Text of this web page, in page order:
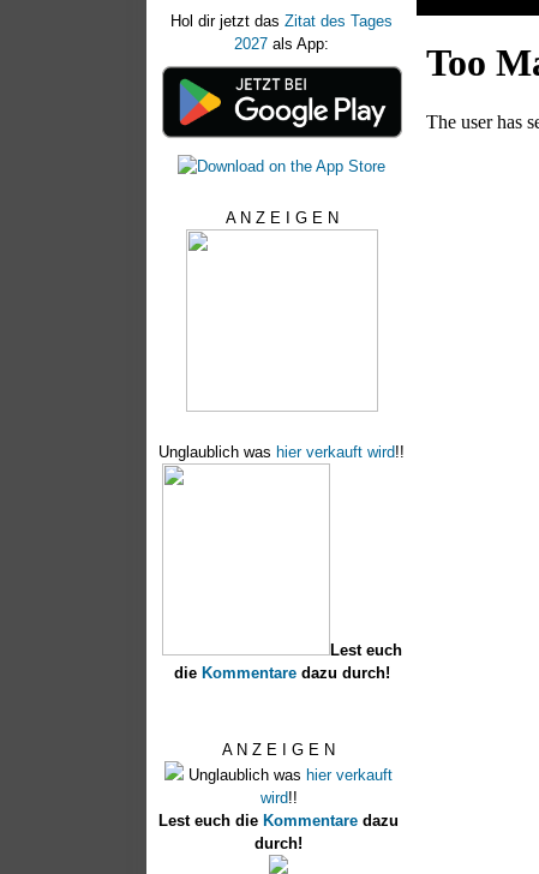
Hol dir jetzt das Zitat des Tages
2027 als App:
A N Z E I G E N
Unglaublich was hier verkauft wird!!
Lest euch
die Kommentaredazu durch!
A N Z E I G E N
Unglaublich was hier verkauft
wird!!
Lest euch die Kommentare dazu
durch!